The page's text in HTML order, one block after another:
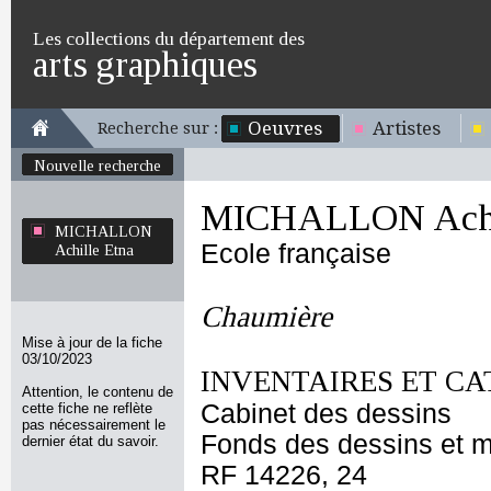
Les collections du département des
arts graphiques
Recherche sur : Oeuvres Artistes
Nouvelle recherche
MICHALLON
Achille Etna
Mise à jour de la fiche
03/10/2023
Attention, le contenu de
cette fiche ne reflète
pas nécessairement le
dernier état du savoir.
MICHALLON
Ecole française
Chaumière
INVENTAIRES ET
Cabinet des dessins
Fonds des dessins et
RF 14226, 24